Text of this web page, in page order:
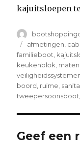
kajuitsloepen
Author
Tags
afmetingen
familieboot
keukenblok maten
boord ruime
tweepersoonsboot
Geef een